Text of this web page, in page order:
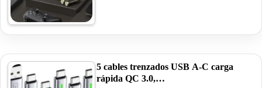
5 cables trenzados USB A-C carga
rápida QC 3.0,…